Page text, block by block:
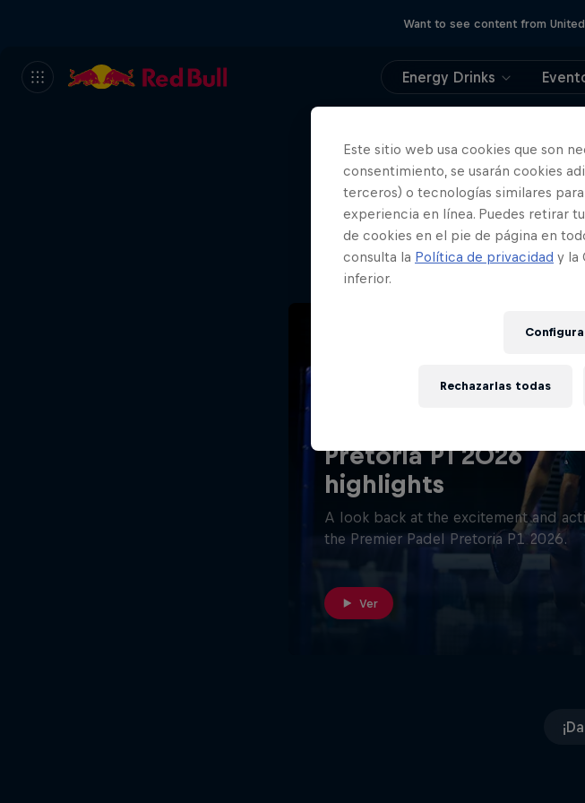
Want to see content from
Energy Drinks
Vaya. Lo
está
Pretoria P1 2026
highlights
A look back at the excitement and
the Premier Padel Pretoria P1 2026.
Ver
Este sitio web usa cookies que son
consentimiento, se usarán cookies
terceros) o tecnologías similares
experiencia en línea. Puedes retirar
de cookies en el pie de página en
consulta la Política de privacidad y la
inferior.
Rechazarlas todas